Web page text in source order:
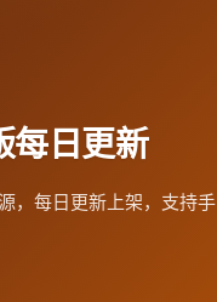
每日更新
，每日更新上架，支持手